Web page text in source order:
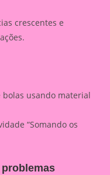
crescentes e
usando material
“Somando os